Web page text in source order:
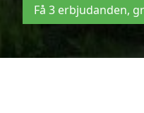
Få 3 erbjudanden,